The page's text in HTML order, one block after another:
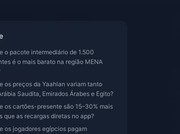
o pacote intermediário de 1.500
é o mais barato na região MENA
os preços da Yaahlan variam tanto
Saudita, Emirados Árabes e Egito?
os cartões-presente são 15–30% mais
que as recargas diretas no app?
os jogadores egípcios pagam